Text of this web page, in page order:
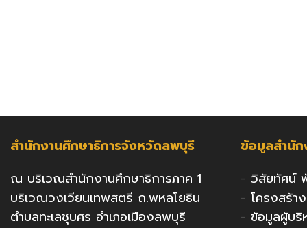
สำนักงานศึกษาธิการจังหวัดลพบุรี
ณ บริเวณสำนักงานศึกษาธิการภาค 1
บริเวณวงเวียนเทพสตรี ถ.พหลโยธิน
ตำบลทะเลชุบศร อำเภอเมืองลพบุรี
ข้อมูลสำนัก
- วิสัยทัศน์
- โครงสร้า
- ข้อมูลผู้บริ